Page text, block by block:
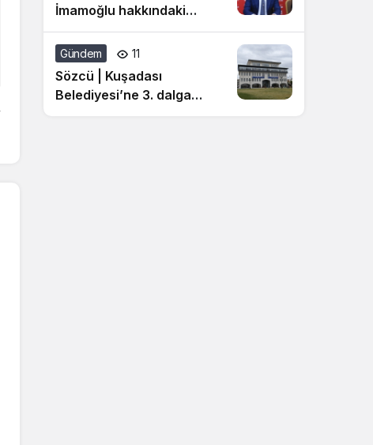
İmamoğlu hakkındaki
hakaret davasına ilişkin
açıklama
Gündem 11
Sözcü | Kuşadası
Belediyesi’ne 3. dalga